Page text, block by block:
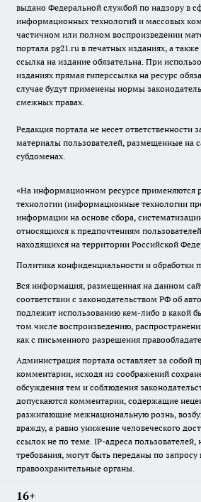
выдано Федеральной службой по надзору в
информационных технологий и массовых
частичном или полном воспроизведении
портала pg21.ru в печатных изданиях, а
ссылка на издание обязательна. При
изданиях прямая гиперссылка на ресурс
случае будут применены нормы
смежных правах.
Редакция портала не несет ответственности
материалы пользователей, размещенные на
субдоменах.
«На информационном ресурсе применяются
технологии (информационные технологии
информации на основе сбора,
относящихся к предпочтениям
находящихся на территории Российской
Политика конфиденциальности и обработки
Вся информация, размещенная на данном
соответствии с законодательством РФ об
подлежит использованию кем-либо в какой
том числе воспроизведению,
как с письменного разрешения
Администрация портала оставляет за собой
комментарии, исходя из соображений
обсуждения тем и соблюдения
допускаются комментарии, содержащие
разжигающие межнациональную рознь,
вражду, а равно унижение человеческого
ссылок не по теме. IP-адреса
требования, могут быть переданы по
правоохранительные органы.
16+